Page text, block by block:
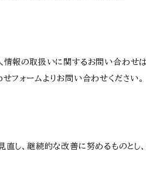
報の取扱いに関するお問い合わせは
フォームよりお問い合わせください。
し、継続的な改善に努めるものとし